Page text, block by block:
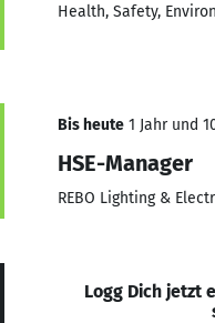
Health, Safety,
Bis heute 1 Jahr und
HSE-Manager
REBO Lighting &
Logg Dich jetzt